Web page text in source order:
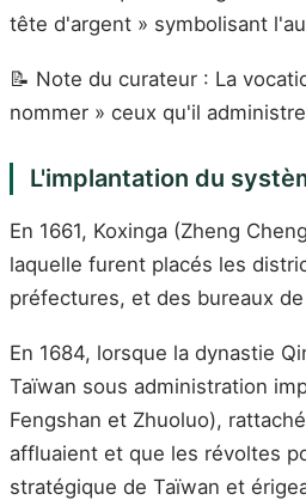
tête d'argent » symbolisant
📝 Note du curateur : La
nommer » ceux qu'il
L'implantation du
En 1661, Koxinga (Zheng
laquelle furent placés les
préfectures, et des bureaux
En 1684, lorsque la dynastie
Taïwan sous administration
Fengshan et Zhuoluo),
affluaient et que les révoltes
stratégique de Taïwan et